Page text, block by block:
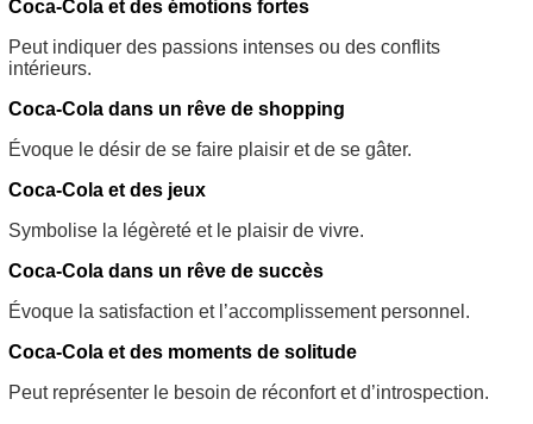
Coca-Cola et des émotions fortes
Peut indiquer des passions intenses ou des conflits
intérieurs.
Coca-Cola dans un rêve de shopping
Évoque le désir de se faire plaisir et de se gâter.
Coca-Cola et des jeux
Symbolise la légèreté et le plaisir de vivre.
Coca-Cola dans un rêve de succès
Évoque la satisfaction et l’accomplissement personnel.
Coca-Cola et des moments de solitude
Peut représenter le besoin de réconfort et d’introspection.